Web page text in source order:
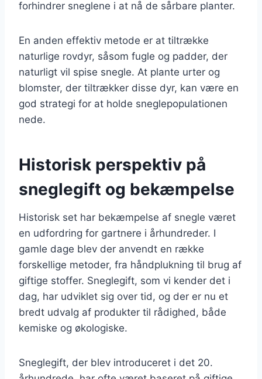
forhindrer sneglene i at nå de sårbare planter.
En anden effektiv metode er at tiltrække
naturlige rovdyr, såsom fugle og padder, der
naturligt vil spise snegle. At plante urter og
blomster, der tiltrækker disse dyr, kan være en
god strategi for at holde sneglepopulationen
nede.
Historisk perspektiv på
sneglegift og bekæmpelse
Historisk set har bekæmpelse af snegle været
en udfordring for gartnere i århundreder. I
gamle dage blev der anvendt en række
forskellige metoder, fra håndplukning til brug af
giftige stoffer. Sneglegift, som vi kender det i
dag, har udviklet sig over tid, og der er nu et
bredt udvalg af produkter til rådighed, både
kemiske og økologiske.
Sneglegift, der blev introduceret i det 20.